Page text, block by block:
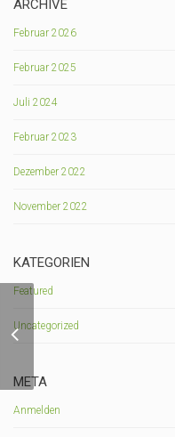
ARCHIVE
Februar 2026
Februar 2025
Juli 2024
Februar 2023
Dezember 2022
November 2022
KATEGORIEN
Featured
Uncategorized
META
Anmelden
STANDOFEN SIMPLY